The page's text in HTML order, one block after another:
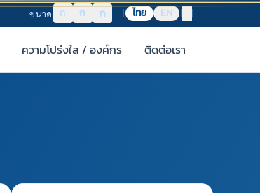
ขนาด ก ก ก ไทย EN
ความโปร่งใส / องค์กร ติดต่อเรา